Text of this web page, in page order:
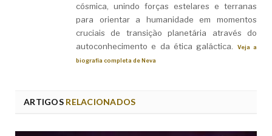
cósmica, unindo forças estelares e terranas
para orientar a humanidade em momentos
cruciais de transição planetária através do
autoconhecimento e da ética galáctica.
Veja a
biografia completa de Neva
ARTIGOSRELACIONADOS